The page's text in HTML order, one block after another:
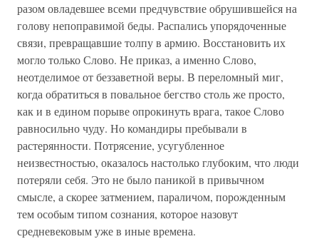
разом овладевшее всеми предчувствие обрушившейся на
голову непоправимой беды. Распались упорядоченные
связи, превращавшие толпу в армию. Восстановить их
могло только Слово. Не приказ, а именно Слово,
неотделимое от беззаветной веры. В переломный миг,
когда обратиться в повальное бегство столь же просто,
как и в едином порыве опрокинуть врага, такое Слово
равносильно чуду. Но командиры пребывали в
растерянности. Потрясение, усугубленное
неизвестностью, оказалось настолько глубоким, что люди
потеряли себя. Это не было паникой в привычном
смысле, а скорее затмением, параличом, порожденным
тем особым типом сознания, которое назовут
средневековым уже в иные времена.